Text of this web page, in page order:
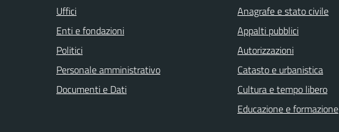
Uffici
Enti e fondazioni
Politici
Personale amministrativo
Documenti e Dati
Anagrafe e stato civile
Appalti pubblici
Autorizzazioni
Catasto e urbanistica
Cultura e tempo libero
Educazione e formazione